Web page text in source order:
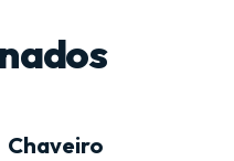
Chaveiro